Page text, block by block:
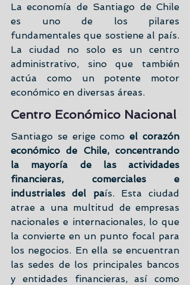
La economía de Santiago de Chile
es uno de los pilares
fundamentales que sostiene al país.
La ciudad no solo es un centro
administrativo, sino que también
actúa como un potente motor
económico en diversas áreas.
Centro Económico Nacional
Santiago se erige como el corazón
económico de Chile, concentrando
la mayoría de las actividades
financieras, comerciales e
industriales del país. Esta ciudad
atrae a una multitud de empresas
nacionales e internacionales, lo que
la convierte en un punto focal para
los negocios. En ella se encuentran
las sedes de los principales bancos
y entidades financieras, así como